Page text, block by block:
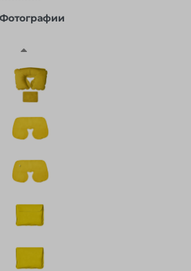
Фотографии
Запомнить меня